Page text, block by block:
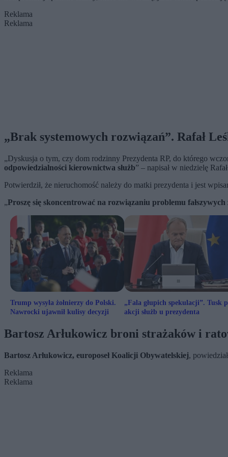
Reklama
Reklama
„Brak systemowych rozwiązań”. Rafał
„Dyskusja o tym, czy dom rodzinny Prezydenta RP, do którego
odpowiedzialności kierownictwa służb” – napisał w niedzielę
Potwierdził, że nieruchomość należy do matki prezydenta i jest
„Proszę się skoncentrować na rozwiązaniu problemu
Trump wysyła żołnierzy do Polski.
Nawrocki ujawnił kulisy decyzji
„Fala głupich spekulacji”. Tusk
akcji służb u prezydenta
Bartosz Arłukowicz broni strażaków i
Bartosz Arłukowicz, europoseł Koalicji Obywatelskiej,
Reklama
Reklama